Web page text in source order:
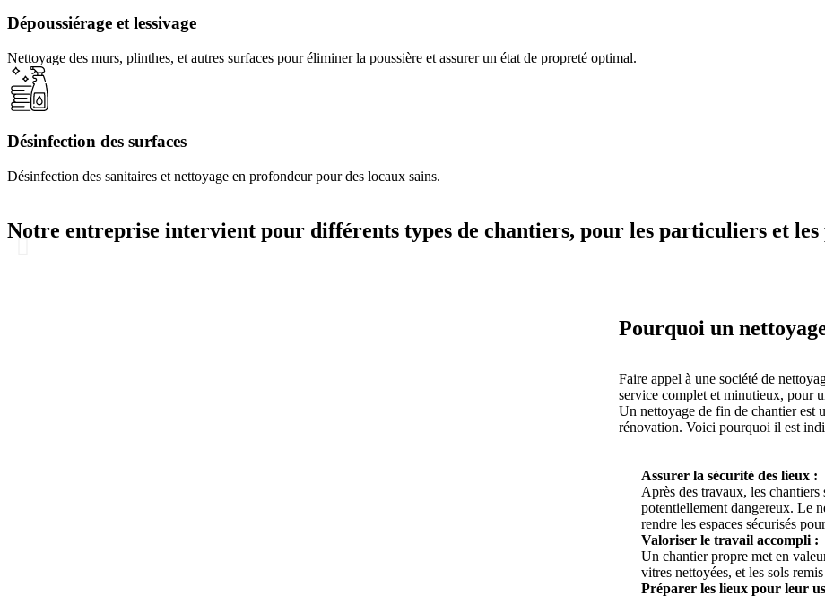
Dépoussiérage et lessivage
Nettoyage des murs, plinthes, et autres surfaces pour éliminer la poussière et assurer un état de propreté optimal.
Désinfection des surfaces
Désinfection des sanitaires et nettoyage en profondeur pour des locaux sains.
Notre entreprise intervient pour différents types de chantiers, pour les particuliers et les
Pourquoi un
Faire appel à une société de
service complet et minutieux, pour
Un nettoyage de fin de chantier est
rénovation. Voici pourquoi il est
Assurer la sécurité des lieux :
Après des travaux, les chantiers
potentiellement dangereux. Le
rendre les espaces sécurisés
Valoriser le travail accompli :
Un chantier propre met en
vitres nettoyées, et les sols
Préparer les lieux pour leur